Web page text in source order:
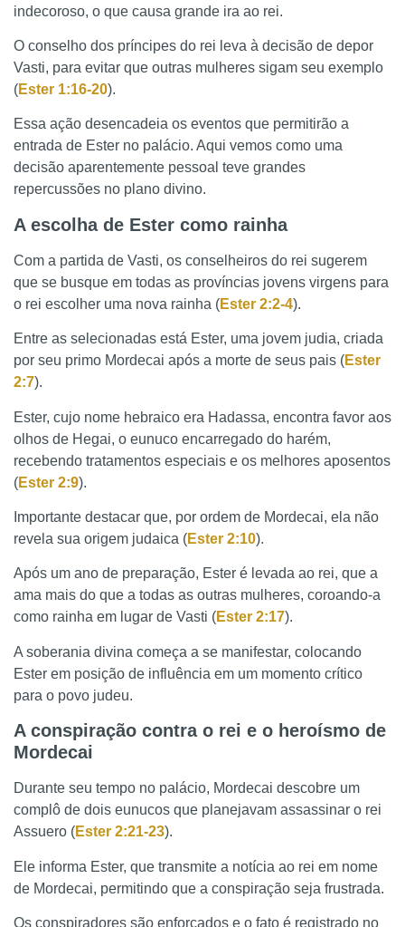
indecoroso, o que causa grande ira ao rei.
O conselho dos príncipes do rei leva à decisão de depor
Vasti, para evitar que outras mulheres sigam seu exemplo
(Ester 1:16-20).
Essa ação desencadeia os eventos que permitirão a
entrada de Ester no palácio. Aqui vemos como uma
decisão aparentemente pessoal teve grandes
repercussões no plano divino.
A escolha de Ester como rainha
Com a partida de Vasti, os conselheiros do rei sugerem
que se busque em todas as províncias jovens virgens para
o rei escolher uma nova rainha (Ester 2:2-4).
Entre as selecionadas está Ester, uma jovem judia, criada
por seu primo Mordecai após a morte de seus pais (Ester
2:7).
Ester, cujo nome hebraico era Hadassa, encontra favor aos
olhos de Hegai, o eunuco encarregado do harém,
recebendo tratamentos especiais e os melhores aposentos
(Ester 2:9).
Importante destacar que, por ordem de Mordecai, ela não
revela sua origem judaica (Ester 2:10).
Após um ano de preparação, Ester é levada ao rei, que a
ama mais do que a todas as outras mulheres, coroando-a
como rainha em lugar de Vasti (Ester 2:17).
A soberania divina começa a se manifestar, colocando
Ester em posição de influência em um momento crítico
para o povo judeu.
A conspiração contra o rei e o heroísmo de
Mordecai
Durante seu tempo no palácio, Mordecai descobre um
complô de dois eunucos que planejavam assassinar o rei
Assuero (Ester 2:21-23).
Ele informa Ester, que transmite a notícia ao rei em nome
de Mordecai, permitindo que a conspiração seja frustrada.
Os conspiradores são enforcados e o fato é registrado no